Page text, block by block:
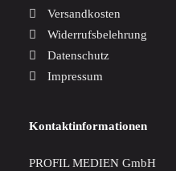
Versandkosten
Widerrufsbelehrung
Datenschutz
Impressum
Kontaktinformationen
PROFIL MEDIEN GmbH